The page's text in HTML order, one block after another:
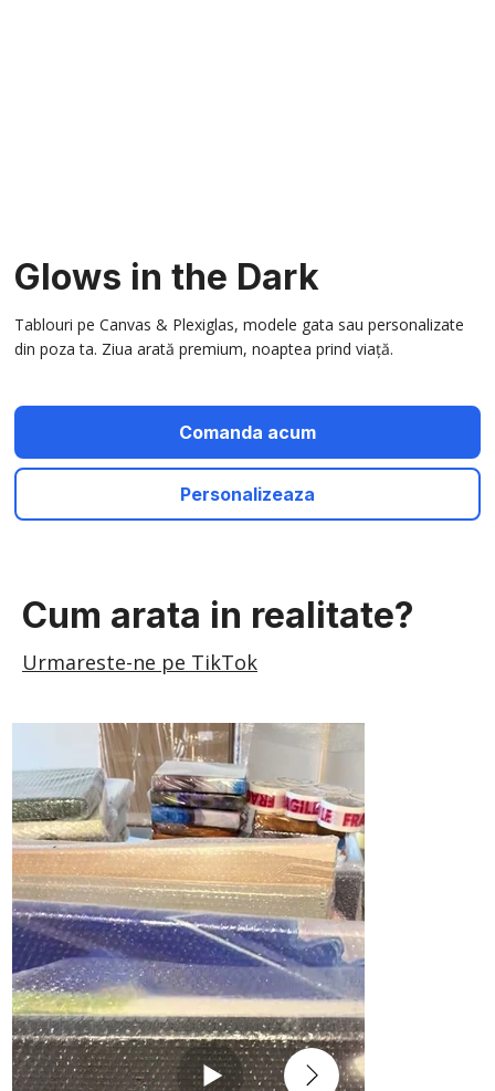
Glows in the Dark
Tablouri pe Canvas & Plexiglas, modele gata sau personalizate
din poza ta. Ziua arată premium, noaptea prind viață.
Comanda acum
Personalizeaza
Cum arata in realitate?
Urmareste-ne pe TikTok